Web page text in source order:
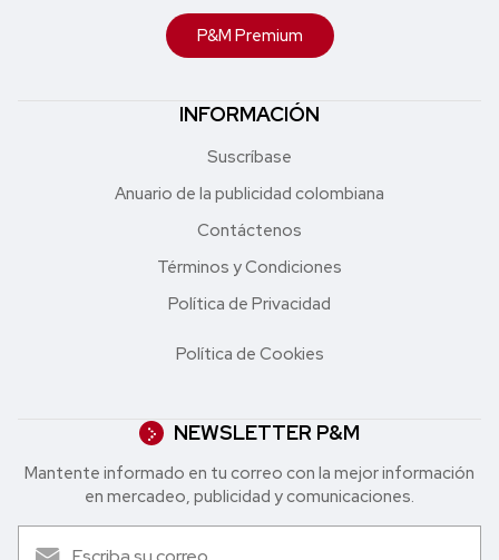
P&M Premium
INFORMACIÓN
Suscríbase
Anuario de la publicidad colombiana
Contáctenos
Términos y Condiciones
Política de Privacidad
Política de Cookies
NEWSLETTER P&M
Mantente informado en tu correo con la mejor in formación
en mercadeo, publicidad y comunicaciones.